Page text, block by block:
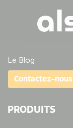
Le Blog
Contactez-nous
PRODUITS